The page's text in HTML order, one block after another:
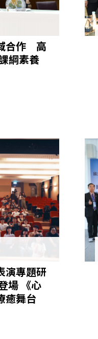
合作 高
綱素養
演專題研
場 《心
癒舞台